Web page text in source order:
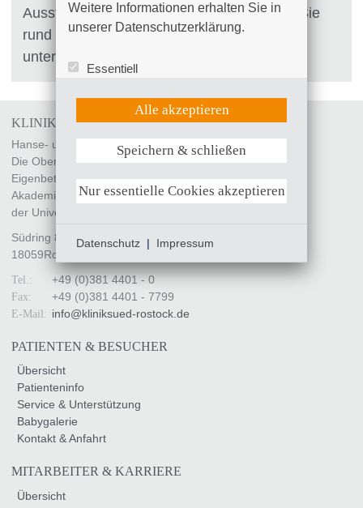
Ausstattung und motivierte Mitarbeiter, die Sie
rund um die Geburt mit Rat und Tat zu
unterstützen.
KLINIKUM SÜDSTADT ROSTOCK
Hanse- und Universitätsstadt Rostock
Die Oberbürgermeisterin
Eigenbetrieb „Klinikum Südstadt Rostock“
Akademisches Lehrkrankenhaus
der Universität Rostock
Südring 81
18059Rostock
Tel.: +49 (0)381 4401 - 0
Fax: +49 (0)381 4401 - 7799
E-Mail: info@kliniksued-rostock de
PATIENTEN & BESUCHER
Übersicht
Patienteninfo
Service & Unterstützung
Babygalerie
Kontakt & Anfahrt
MITARBEITER & KARRIERE
Übersicht
Weitere Informationen erhalten Sie in
unserer Datenschutzerklärung.
Essentiell
UX (Hotjar)
Weitere Informationen anzeigen
Alle akzeptieren
Speichern & schließen
Nur essentielle Cookies akzeptieren
Datenschutz | Impressum